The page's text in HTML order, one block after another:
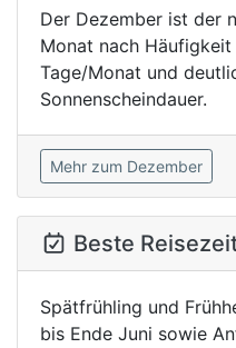
Der Dezember ist der
Monat nach
Tage/Monat und
Sonnenscheindauer.
Mehr zum Dezember
Beste
Spätfrühling und
bis Ende Juni sowie